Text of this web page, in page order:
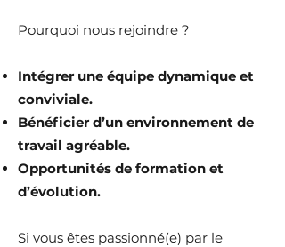
Pourquoi nous rejoindre ?
Intégrer une équipe dynamique et
conviviale.
Bénéficier d’un environnement de
travail agréable.
Opportunités de formation et
d’évolution.
Si vous êtes passionné(e) par le